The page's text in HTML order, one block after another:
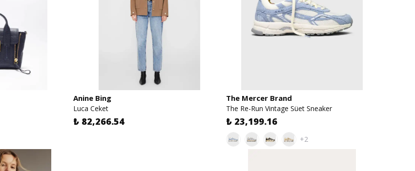
Anine Bing
Luca Ceket
₺ 82,266.54
The Mercer Brand
The Re-Run Vintage Süet Sneaker
₺ 23,199.16
+2